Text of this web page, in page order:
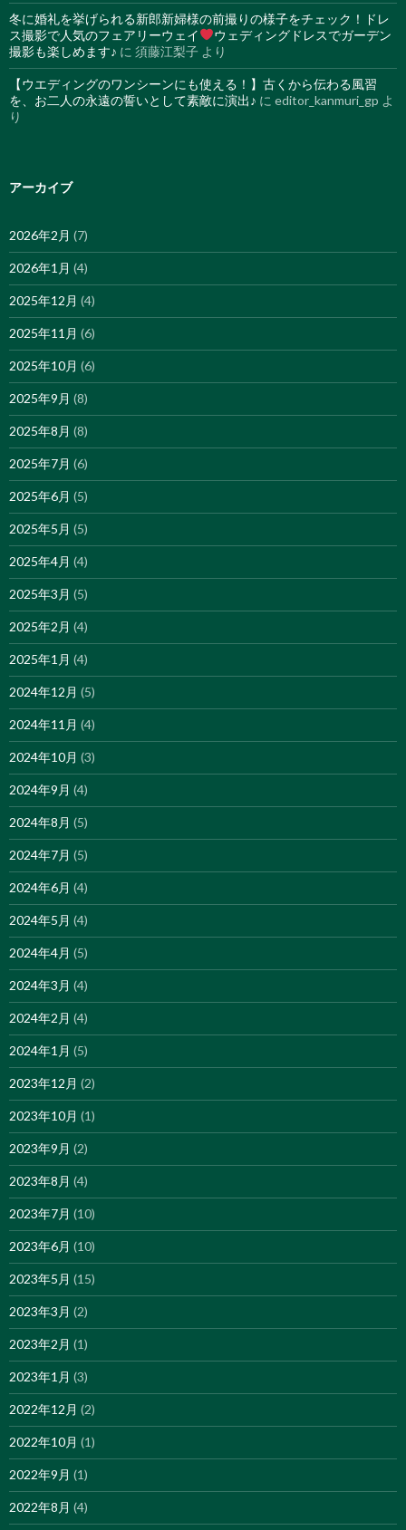
冬に婚礼を挙げられる新郎新婦様の前撮りの様子をチェック！ドレ
ス撮影で人気のフェアリーウェイ
ウェディングドレスでガーデン
撮影も楽しめます♪ に 須藤江梨子 より
【ウエディングのワンシーンにも使える！】古くから伝わる風習
を、お二人の永遠の誓いとして素敵に演出♪ に editor_kanmuri_gp よ
り
アーカイブ
2026年2月 (7)
2026年1月 (4)
2025年12月 (4)
2025年11月 (6)
2025年10月 (6)
2025年9月 (8)
2025年8月 (8)
2025年7月 (6)
2025年6月 (5)
2025年5月 (5)
2025年4月 (4)
2025年3月 (5)
2025年2月 (4)
2025年1月 (4)
2024年12月 (5)
2024年11月 (4)
2024年10月 (3)
2024年9月 (4)
2024年8月 (5)
2024年7月 (5)
2024年6月 (4)
2024年5月 (4)
2024年4月 (5)
2024年3月 (4)
2024年2月 (4)
2024年1月 (5)
2023年12月 (2)
2023年10月 (1)
2023年9月 (2)
2023年8月 (4)
2023年7月 (10)
2023年6月 (10)
2023年5月 (15)
2023年3月 (2)
2023年2月 (1)
2023年1月 (3)
2022年12月 (2)
2022年10月 (1)
2022年9月 (1)
2022年8月 (4)